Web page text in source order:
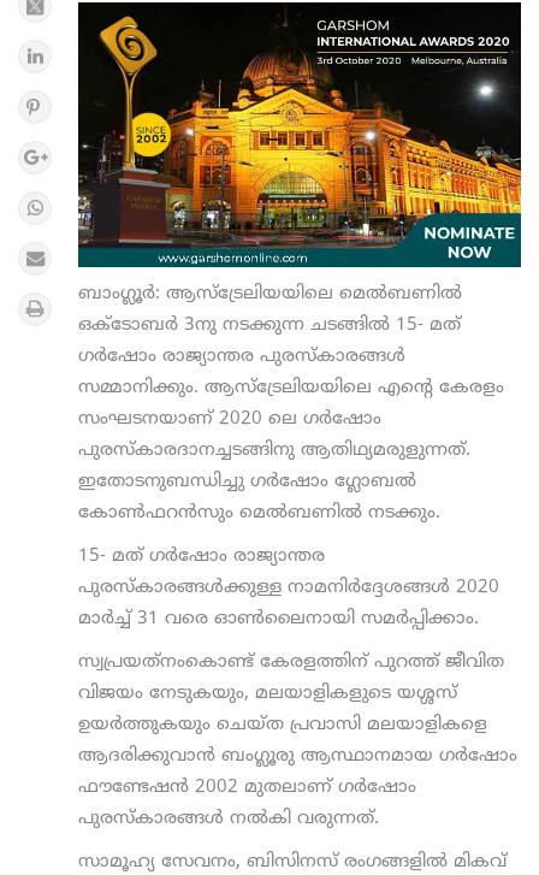
ബാംഗ്ലൂർ: ആസ്ട്രേലിയയിലെ മെൽബണിൽ
ഒക്ടോബർ 3നു നടക്കുന്ന ചടങ്ങിൽ 15- മത്
ഗർഷോം രാജ്യാന്തര പുരസ്‌കാരങ്ങൾ
സമ്മാനിക്കും. ആസ്ട്രേലിയയിലെ എന്റെ കേരളം
സംഘടനയാണ് 2020 ലെ ഗർഷോം
പുരസ്കാരദാനച്ചടങ്ങിനു ആതിഥ്യമരുളുന്നത്.
ഇതോടനുബന്ധിച്ചു ഗർഷോം ഗ്ലോബൽ
കോൺഫറൻസും മെൽബണിൽ നടക്കും.
15- മത് ഗർഷോം രാജ്യാന്തര
പുരസ്‌കാരങ്ങൾക്കുള്ള നാമനിർദ്ദേശങ്ങൾ 2020
മാർച്ച് 31 വരെ ഓൺലൈനായി സമർപ്പിക്കാം.
സ്വപ്രയത്‌നംകൊണ്ട് കേരളത്തിന് പുറത്ത് ജീവിത
വിജയം നേടുകയും, മലയാളികളുടെ യശ്ശസ്
ഉയര്‍ത്തുകയും ചെയ്ത പ്രവാസി മലയാളികളെ
ആദരിക്കുവാന്‍ ബംഗ്ലൂരു ആസ്ഥാനമായ ഗര്‍ഷോം
ഫൗണ്ടേഷന്‍ 2002 മുതലാണ് ഗര്‍ഷോം
പുരസ്‌കാരങ്ങള്‍ നല്‍കി വരുന്നത്.
സാമൂഹ്യ സേവനം, ബിസിനസ് രംഗങ്ങളിൽ മികവ്